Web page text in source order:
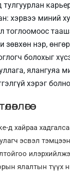
тулгуурлан
хэрвээ миний
тоглоомоос
зөвхөн нэр,
болохыг
ялангуяа
хэрэг
д хайраа
эсвэл
ялалтын түүх